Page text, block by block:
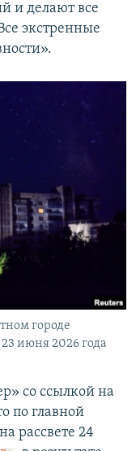
и делают все
экстренные
городе
июня 2026 года
со ссылкой на
по главной
рассвете 24